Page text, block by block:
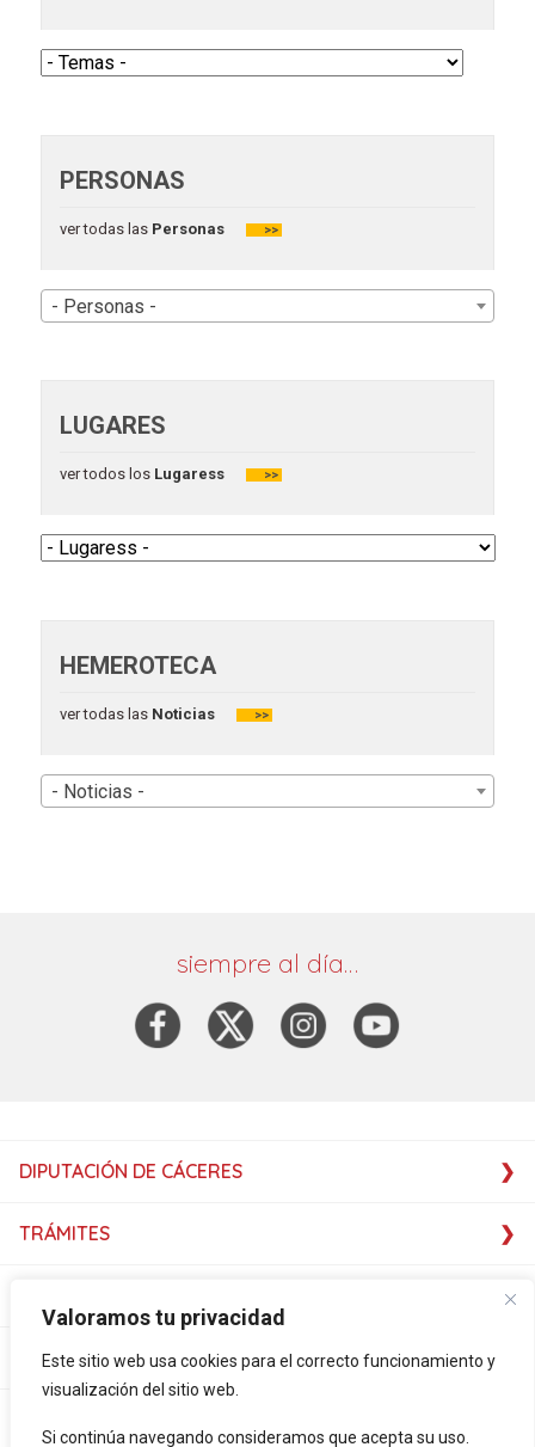
Valoramos tu privacidad
Este sitio web usa cookies para el correcto funcionamiento y
visualización del sitio web.
Si continúa navegando consideramos que acepta su uso.
PERSONAS
ver todas lasPersonas >>
- Personas -
LUGARES
ver todos losLugaress >>
HEMEROTECA
ver todas lasNoticias >>
- Noticias -
siempre al día…
DIPUTACIÓN DE CÁCERES
TRÁMITES
SERVICIOS